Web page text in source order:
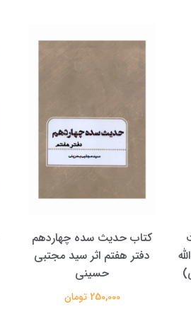
کتاب حدیث سده چهاردهم
دفتر هفتم اثر سید مجتبی
حسینی
250,000 تومان